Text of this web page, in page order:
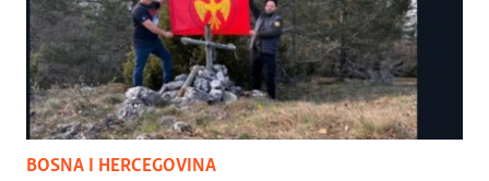
BOSNA I HERCEGOVINA